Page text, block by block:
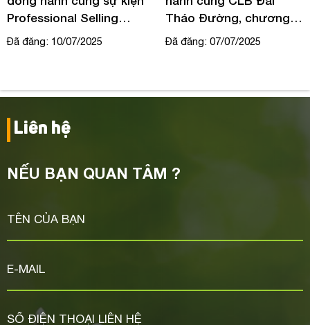
Professional Selling
Event – FPT TP.HCM
Đã đăng: 10/07/2025
Tháo Đường, chương
trình Quý 3 tại bệnh viện
Đã đăng: 07/07/2025
Liên hệ
NẾU BẠN QUAN TÂM ?